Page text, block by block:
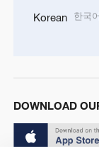
Korean 한국어
DOWNLOAD